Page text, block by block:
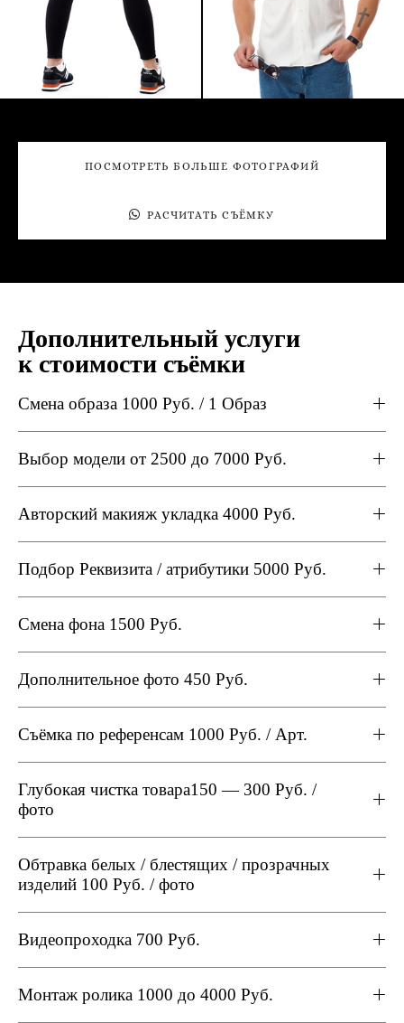
ПОСМОТРЕТЬ БОЛЬШЕ ФОТОГРАФИЙ
РАСЧИТАТЬ СЪËМКУ
Дополнительный услуги
к стоимости съёмки
Смена образа 1000 Руб. / 1 Образ
Выбор модели от 2500 до 7000 Руб.
Авторский макияж укладка 4000 Руб.
Подбор Реквизита / атрибутики 5000 Руб.
Смена фона 1500 Руб.
Дополнительное фото 450 Руб.
Съёмка по референсам 1000 Руб. / Арт.
Глубокая чистка товара150 — 300 Руб. /
фото
Обтравка белых / блестящих / прозрачных
изделий 100 Руб. / фото
Видеопроходка 700 Руб.
Монтаж ролика 1000 до 4000 Руб.